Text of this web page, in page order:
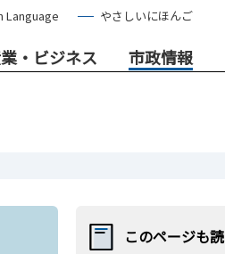
Language やさしいにほんご
・ビジネス 市政情報
このページも